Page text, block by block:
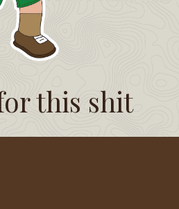
this shit